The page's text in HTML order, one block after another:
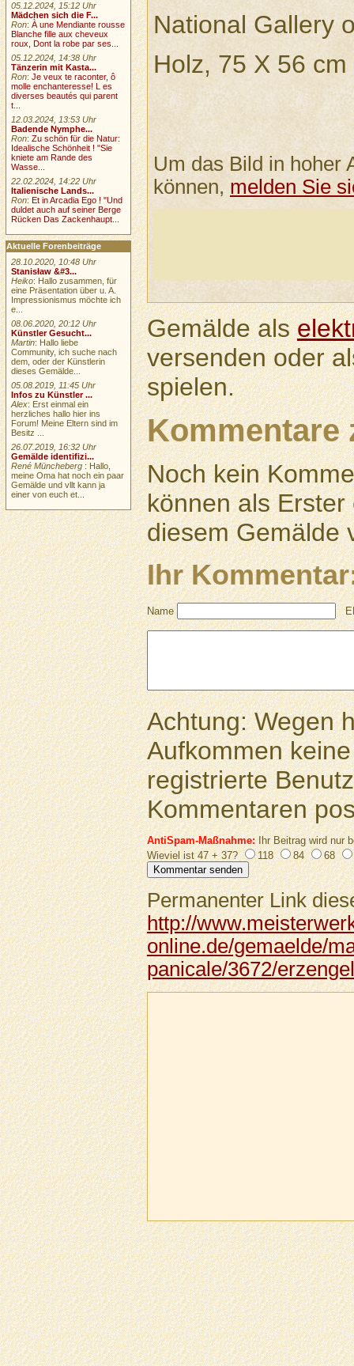
National Gallery
Holz, 75 X 56 cm
Um das Bild in hoher
können, melden Sie
Gemälde als
versenden oder
spielen.
Kommentare
Noch kein
können als
diesem Gemälde
Ihr
Name
Achtung: Wegen
Aufkommen
registrierte
Kommentaren
AntiSpam-Maßnahme:Ihr Beitrag wird nur
Wieviel ist 47 + 37?
118 84 68
Permanenter Link
http://
online.de/gemaelde/
panicale/3672/
05.12.2024, 15:12 Uhr
Mädchen sich die F...
Ron:À une Mendiante rousse
Blanche fille aux cheveux
roux, Dont la robe par ses...
05.12.2024, 14:38 Uhr
Tänzerin mit Kasta...
Ron:Je veux te raconter, ô
molle enchanteresse! L es
diverses beautés qui parent
t...
12.03.2024, 13:53 Uhr
Badende Nymphe...
Ron:Zu schön für die Natur:
Idealische Schönheit ! "Sie
kniete am Rande des
Wasse...
22.02.2024, 14:22 Uhr
Italienische Lands...
Ron:Et in Arcadia Ego ! "Und
duldet auch auf seiner Berge
Rücken Das Zackenhaupt...
Aktuelle Forenbeiträge
28.10.2020, 10:48 Uhr
Stanisław &#3...
Heiko: Hallo zusammen, für
eine Präsentation über u. A.
Impressionismus möchte ich
e...
08.06.2020, 20:12 Uhr
Künstler Gesucht...
Martin: Hallo liebe
Community, ich suche nach
dem, oder der Künstlerin
dieses Gemälde...
05.08.2019, 11:45 Uhr
Infos zu Künstler ...
Alex: Erst einmal ein
herzliches hallo hier ins
Forum! Meine Eltern sind im
Besitz ...
26.07.2019, 16:32 Uhr
Gemälde identifizi...
René Müncheberg : Hallo,
meine Oma hat noch ein paar
Gemälde und vllt kann ja
einer von euch et...